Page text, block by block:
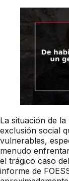
La situación de
exclusión social
vulnerables,
menudo
el trágico caso del
informe de